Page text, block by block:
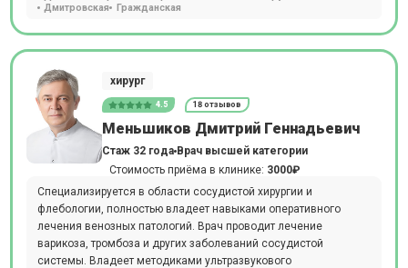
Дмитровская
Гражданская
хирург
4.5 18 отзывов
Меньшиков Дмитрий Геннадьевич
Стаж 32 года Врач высшей категории
Стоимость приёма в клинике: 3000₽
Специализируется в области сосудистой хирургии и
флебологии, полностью владеет навыками оперативного
лечения венозных патологий. Врач проводит лечение
варикоза, тромбоза и других заболеваний сосудистой
системы. Владеет методиками ультразвукового